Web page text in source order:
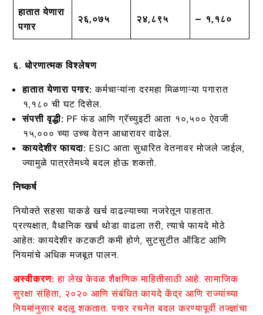
हातात येणारा
पगार
₹२६,०७५ ₹२४,८९५ – ₹१,१८०
६. धोरणात्मक विश्लेषण
हातात येणारा पगार: कर्मचाऱ्यांना दरमहा मिळणाऱ्या पगारात
₹१,१८० ची घट दिसेल.
संपत्ती वृद्धी: PF फंड आणि ग्रॅच्युइटी आता ₹१०,५०० ऐवजी
₹१५,००० च्या उच्च वेतन आधारावर वाढेल.
कायदेशीर फायदा: ESIC आता सुधारित वेतनावर मोजले जाईल,
ज्यामुळे पात्रतेमध्ये बदल होऊ शकतो.
निष्कर्ष
नियोक्ते सहसा याकडे खर्च वाढल्याच्या नजरेतून पाहतात.
प्रत्यक्षात, वैधानिक खर्च थोडा वाढला तरी, त्याचे फायदे मोठे
आहेत: कायदेशीर कटकटी कमी होणे, सुटसुटीत ऑडिट आणि
नियमांचे अधिक मजबूत पालन.
अस्वीकरण: हा लेख केवळ शैक्षणिक माहितीसाठी आहे. सामाजिक
सुरक्षा संहिता, २०२० आणि संबंधित कायदे केंद्र आणि राज्यांच्या
नियमांनुसार बदलू शकतात. पगार रचनेत बदल करण्यापूर्वी तज्ज्ञांचा